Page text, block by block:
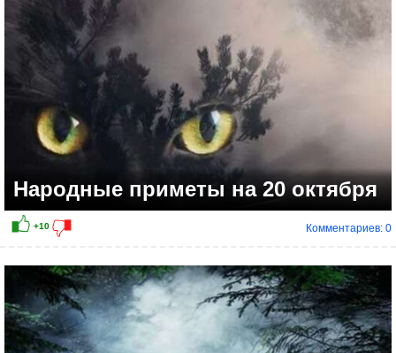
Народные приметы на 20 октября
Комментариев: 0